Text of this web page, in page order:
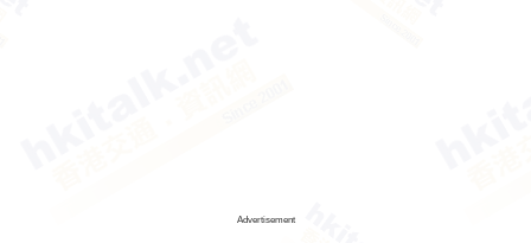
Advertisement